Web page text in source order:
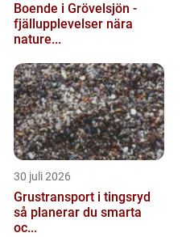
Boende i Grövelsjön -
fjällupplevelser nära
nature...
30 juli 2026
Grustransport i tingsryd
så planerar du smarta
oc...